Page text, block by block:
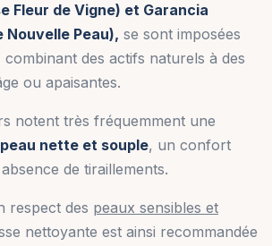
Fleur de Vigne) et Garancia
Peau), se sont imposées
combinant des actifs naturels à des
ou apaisantes.
notent très fréquemment une
peau nette et souple, un confort
de tiraillements.
respect des peaux sensibles et
nettoyante est ainsi recommandée